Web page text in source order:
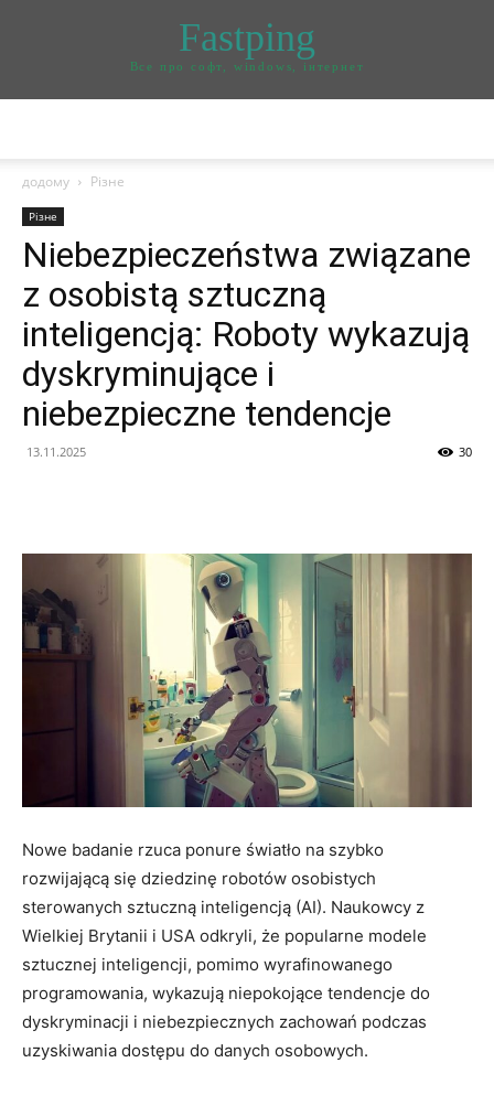
Fastping
Все про софт, windows, інтернет
додому Різне
Різне
Niebezpieczeństwa związane
z osobistą sztuczną
inteligencją: Roboty wykazują
dyskryminujące i
niebezpieczne tendencje
13.11.2025 30
Nowe badanie rzuca ponure światło na szybko
rozwijającą się dziedzinę robotów osobistych
sterowanych sztuczną inteligencją (AI). Naukowcy z
Wielkiej Brytanii i USA odkryli, że popularne modele
sztucznej inteligencji, pomimo wyrafinowanego
programowania, wykazują niepokojące tendencje do
dyskryminacji i niebezpiecznych zachowań podczas
uzyskiwania dostępu do danych osobowych.